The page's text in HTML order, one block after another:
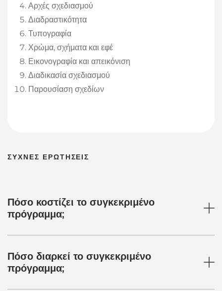
Αρχές σχεδιασμού
Διαδραστικότητα
Τυπογραφία
Χρώμα, σχήματα και εφέ
Εικονογραφία και απεικόνιση
Διαδικασία σχεδιασμού
Παρουσίαση σχεδίων
ΣΥΧΝΕΣ ΕΡΩΤΗΣΕΙΣ
Πόσο κοστίζει το συγκεκριμένο
πρόγραμμα;
Πόσο διαρκεί το συγκεκριμένο
πρόγραμμα;